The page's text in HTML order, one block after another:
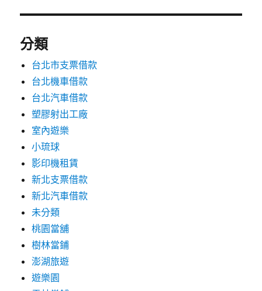
分類
台北市支票借款
台北機車借款
台北汽車借款
塑膠射出工廠
室內遊樂
小琉球
影印機租賃
新北支票借款
新北汽車借款
未分類
桃園當舖
樹林當鋪
澎湖旅遊
遊樂園